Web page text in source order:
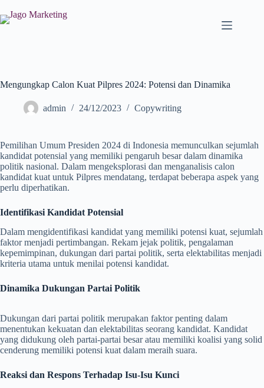
Mengungkap Calon Kuat Pilpres 2024: Potensi dan Dinamika
admin 24/12/2023 Copywriting
Pemilihan Umum Presiden 2024 di Indonesia memunculkan sejumlah
kandidat potensial yang memiliki pengaruh besar dalam dinamika
politik nasional. Dalam mengeksplorasi dan menganalisis calon
kandidat kuat untuk Pilpres mendatang, terdapat beberapa aspek yang
perlu diperhatikan.
Identifikasi Kandidat Potensial
Dalam mengidentifikasi kandidat yang memiliki potensi kuat, sejumlah
faktor menjadi pertimbangan. Rekam jejak politik, pengalaman
kepemimpinan, dukungan dari partai politik, serta elektabilitas menjadi
kriteria utama untuk menilai potensi kandidat.
Dinamika Dukungan Partai Politik
Dukungan dari partai politik merupakan faktor penting dalam
menentukan kekuatan dan elektabilitas seorang kandidat. Kandidat
yang didukung oleh partai-partai besar atau memiliki koalisi yang solid
cenderung memiliki potensi kuat dalam meraih suara.
Reaksi dan Respons Terhadap Isu-Isu Kunci